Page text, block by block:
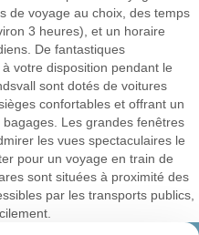
de voyage au choix, des temps
3 heures), et un horaire
De fantastiques
votre disposition pendant le
sont dotés de voitures
confortables et offrant un
Les grandes fenêtres
les vues spectaculaires le
pour un voyage en train de
sont situées à proximité des
par les transports publics,